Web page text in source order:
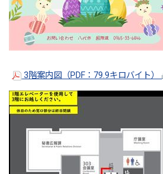
3階案内図（PDF：79.9キロバイト）